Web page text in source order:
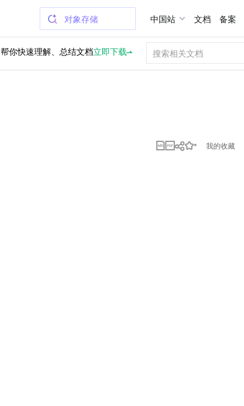
对象存储 中国站 文档 备案
帮你快速理解、总结文档立即下载
我的收藏